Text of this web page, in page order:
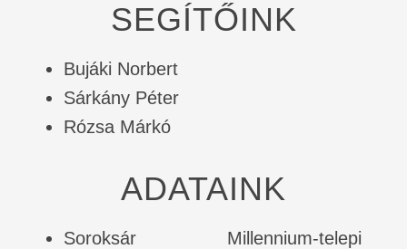
SEGÍTŐINK
Bujáki Norbert
Sárkány Péter
Rózsa Márkó
ADATAINK
Soroksár Millennium-telepi